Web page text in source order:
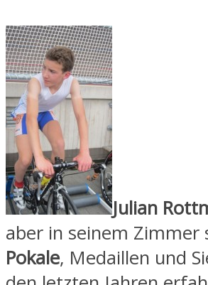
Julian
aber in seinem Zimmer
Pokale, Medaillen und